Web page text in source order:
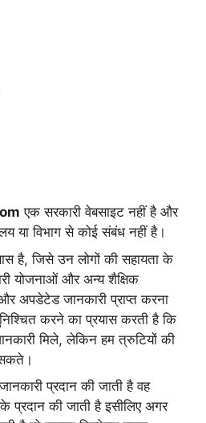
एक सरकारी वेबसाइट नहीं है और
या विभाग से कोई संबंध नहीं है।
है, जिसे उन लोगों की सहायता के
योजनाओं और अन्य शैक्षिक
अपडेटेड जानकारी प्राप्त करना
करने का प्रयास करती है कि
मिले, लेकिन हम त्रुटियों की
जानकारी प्रदान की जाती है वह
प्रदान की जाती है इसीलिए अगर